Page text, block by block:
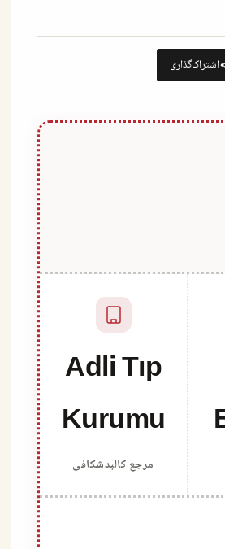
اشتراک‌گذاری
Adli Tıp
Kurumu
مرجع کالبدشکافی